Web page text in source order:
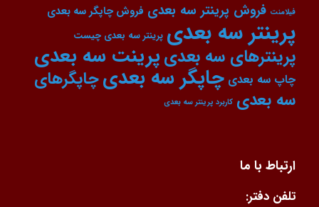
فیلامنت فروش پرینتر سه بعدی فروش چاپگر سه بعدی
پرینتر سه بعدی پرینتر سه بعدی چیست
پرینترهای سه بعدیپرینت سه بعدی
چاپ سه بعدی چاپگر سه بعدیچاپگرهای
سه بعدی کاربرد پرینتر سه بعدی
ارتباط با ما
تلفن دفتر: